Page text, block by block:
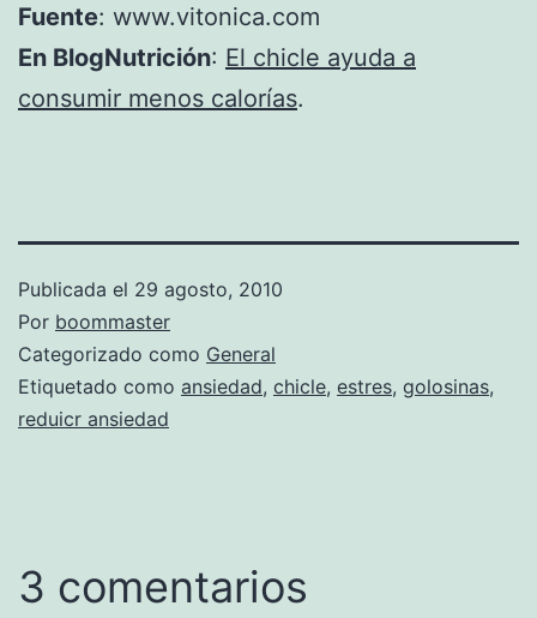
Fuente: www.vitonica.com
En BlogNutrición: El chicle ayuda a
consumir menos calorías.
Publicada el 29 agosto, 2010
Por boommaster
Categorizado como General
Etiquetado como ansiedad, chicle, estres, golosinas,
reduicr ansiedad
3 comentarios